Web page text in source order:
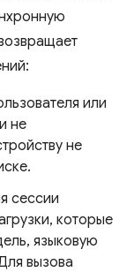
или
не
не
сессии
которые
языковую
вызова